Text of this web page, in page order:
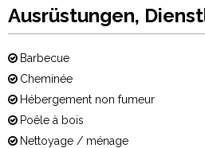
Ausrüstungen,
Barbecue
Cheminée
Hébergement non fumeur
Poêle à bois
Nettoyage / ménage